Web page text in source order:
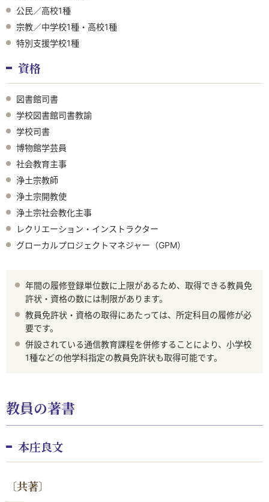
公民／高校1種
宗教／中学校1種・高校1種
特別支援学校1種
資格
図書館司書
学校図書館司書教諭
学校司書
博物館学芸員
社会教育主事
浄土宗教師
浄土宗開教使
浄土宗社会教化主事
レクリエーション・インストラクター
グローカルプロジェクトマネジャー（GPM）
年間の履修登録単位数に上限があるため、取得できる教員免
許状・資格の数には制限があります。
教員免許状・資格の取得にあたっては、所定科目の履修が必
要です。
併設されている通信教育課程を併修することにより、小学校
1種などの他学科指定の教員免許状も取得可能です。
教員の著書
本庄良文
〔共著〕